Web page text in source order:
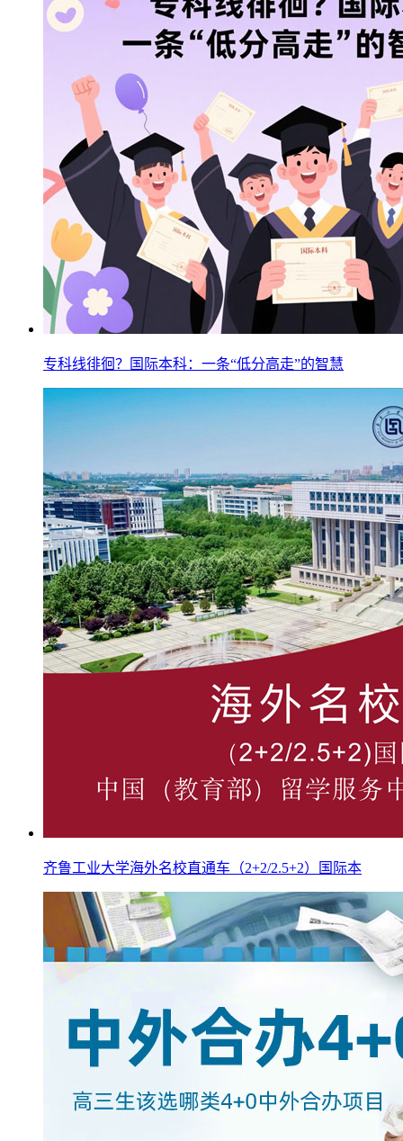
专科线徘徊？国际本科：一条“低分高走”的智慧
齐鲁工业大学海外名校直通车（2+2/2.5+2）国际本